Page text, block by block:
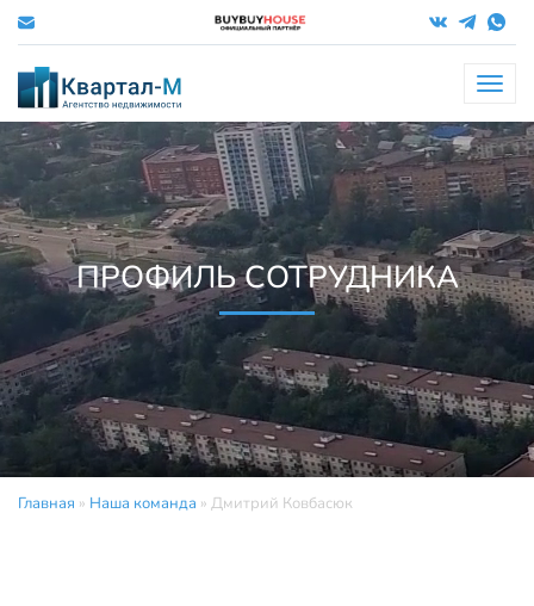
Меню
ПРОФИЛЬ СОТРУДНИКА
Главная » Наша команда » Дмитрий Ковбасюк